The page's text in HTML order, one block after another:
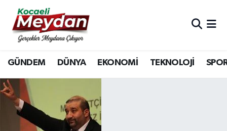
GÜNDEM DÜNYA EKONOMİ TEKNOLOJİ
Nöbetçi Eczaneler
Hava Durumu
Trafik Durumu
Süper Lig Puan Durumu ve Fikstür